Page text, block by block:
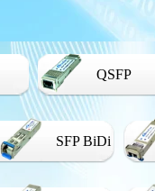
QSFP
SFP BiDi